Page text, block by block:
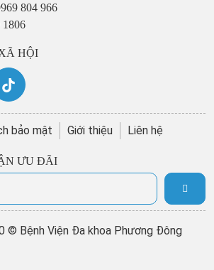
804 966
1806
HỘI
bảo mật Giới thiệu Liên hệ
ƯU ĐÃI
© Bệnh Viện Đa khoa Phương Đông